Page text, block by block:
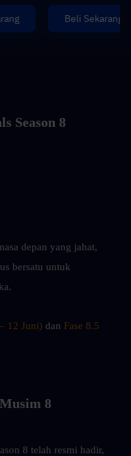
Beli Sekarang
Season 8
depan yang jahat,
bersatu untuk
12 Juni) dan Fase 8.5
8
8 telah resmi hadir,